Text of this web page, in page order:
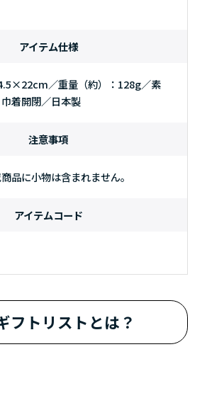
アイテム仕様
／重量（約）：128g／素
着開閉／日本製
注意事項
品に小物は含まれません。
アイテムコード
フトリストとは？